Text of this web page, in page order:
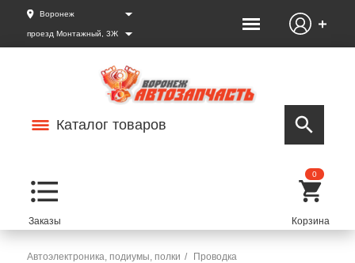
Воронеж
проезд Монтажный, 3Ж
Каталог товаров
0
Автоэлектроника, подиумы, полки
Проводка